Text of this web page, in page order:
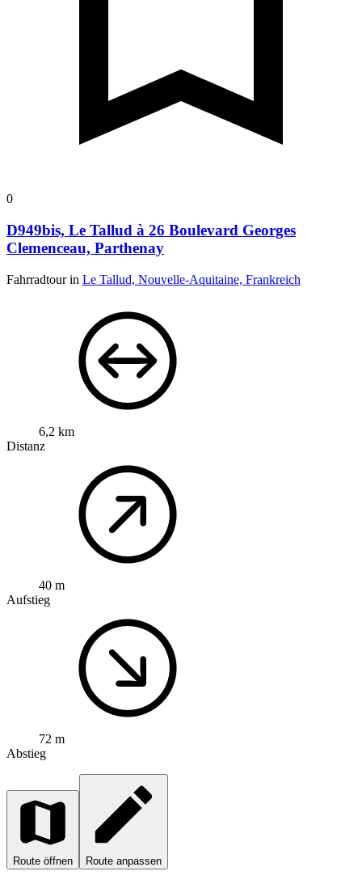
0
D949bis, Le Tallud à 26 Boulevard Georges
Clemenceau, Parthenay
Fahrradtour in Le Tallud, Nouvelle-Aquitaine, Frankreich
6,2 km
Distanz
40 m
Aufstieg
72 m
Abstieg
Route öffnen Route anpassen